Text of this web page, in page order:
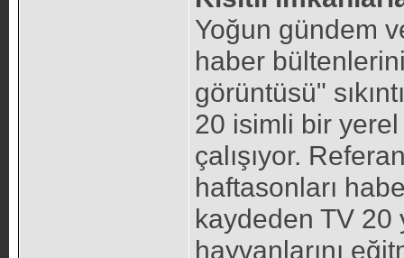
Yoğun gündem
haber
görüntüsü"
20 isimli bir
çalışıyor.
haftasonları
kaydeden TV
hayvanlarını